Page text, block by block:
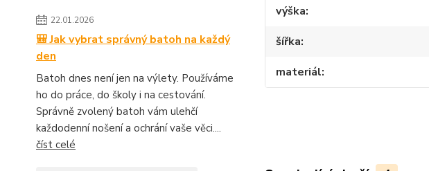
22.01.2026
🎒 Jak vybrat správný batoh na každý
den
Batoh dnes není jen na výlety. Používáme
ho do práce, do školy i na cestování.
Správně zvolený batoh vám ulehčí
každodenní nošení a ochrání vaše věci....
číst celé
výška
šířka
materiál